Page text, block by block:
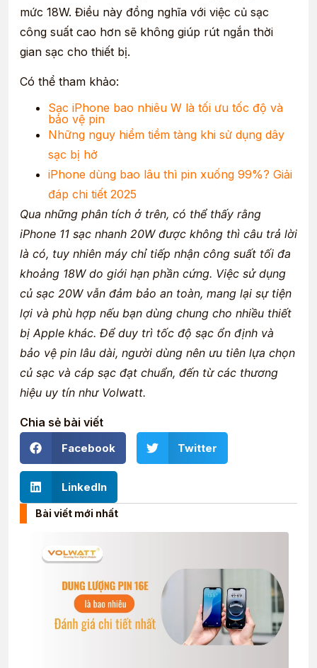
mức 18W. Điều này đồng nghĩa với việc củ sạc
công suất cao hơn sẽ không giúp rút ngắn thời
gian sạc cho thiết bị.
Có thể tham khảo:
Sạc iPhone bao nhiêu W là tối ưu tốc độ và
bảo vệ pin
Những nguy hiểm tiềm tàng khi sử dụng dây
sạc bị hở
iPhone dùng bao lâu thì pin xuống 99%? Giải
đáp chi tiết 2025
Qua những phân tích ở trên, có thể thấy rằng
iPhone 11 sạc nhanh 20W được không thì câu trả lời
là có, tuy nhiên máy chỉ tiếp nhận công suất tối đa
khoảng 18W do giới hạn phần cứng. Việc sử dụng
củ sạc 20W vẫn đảm bảo an toàn, mang lại sự tiện
lợi và phù hợp nếu bạn dùng chung cho nhiều thiết
bị Apple khác. Để duy trì tốc độ sạc ổn định và
bảo vệ pin lâu dài, người dùng nên ưu tiên lựa chọn
củ sạc và cáp sạc đạt chuẩn, đến từ các thương
hiệu uy tín như Volwatt.
Chia sẻ bài viết
Facebook Twitter
LinkedIn
Bài viết mới nhất